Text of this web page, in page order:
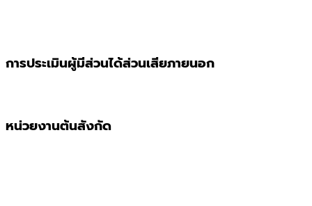
การประเมินผู้มีส่วนได้ส่วนเสียภายนอก
หน่วยงานต้นสังกัด